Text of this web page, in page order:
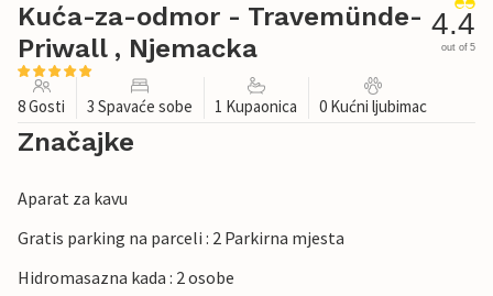
Kuća-za-odmor - Travemünde-
Priwall , Njemacka
4.4
out of 5
8 Gosti 3 Spavaće sobe 1 Kupaonica 0 Kućni ljubimac
Značajke
Aparat za kavu
Gratis parking na parceli : 2 Parkirna mjesta
Hidromasazna kada : 2 osobe